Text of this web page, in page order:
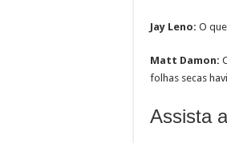
Jay Leno: O
Matt Damon:
folhas secas
Assista